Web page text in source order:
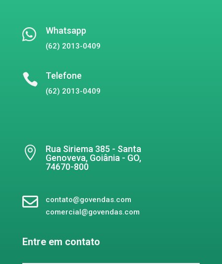
 Whatsapp
(62) 2013-0409
 Telefone
(62) 2013-0409

Rua Siriema 385 - Santa
Genoveva, Goiânia - GO,
74670-800

contato@govendas.com
comercial@govendas.com
Entre em contato